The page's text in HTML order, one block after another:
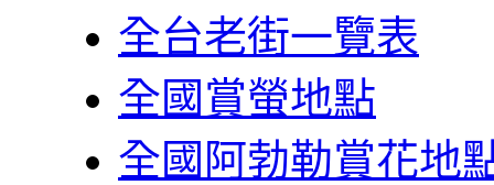
全台老街一覽表
全國賞螢地點
全國阿勃勒賞花地